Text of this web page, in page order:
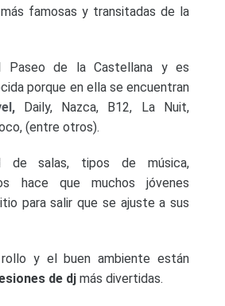
famosas y transitadas de la
Paseo de la Castellana y es
porque en ella se encuentran
Daily, Nazca, B12, La Nuit,
(entre otros).
de salas, tipos de música,
hace que muchos jóvenes
para salir que se ajuste a sus
y el buen ambiente están
de dj más divertidas.